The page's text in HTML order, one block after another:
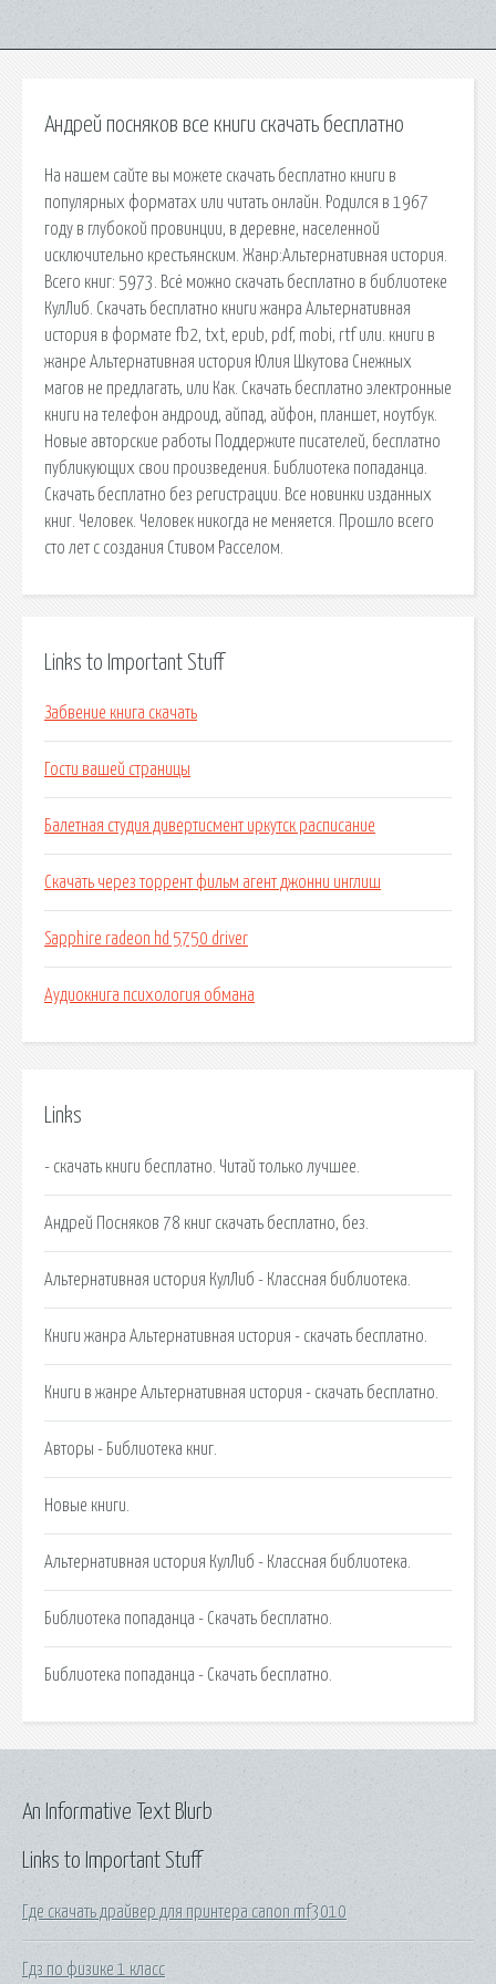
Андрей посняков все книги скачать бесплатно
На нашем сайте вы можете скачать бесплатно книги в
популярных форматах или читать онлайн. Родился в 1967
году в глубокой провинции, в деревне, населенной
исключительно крестьянским. Жанр:Альтернативная история.
Всего книг: 5973. Всё можно скачать бесплатно в библиотеке
КулЛиб. Скачать бесплатно книги жанра Альтернативная
история в формате fb2, txt, epub, pdf, mobi, rtf или. книги в
жанре Альтернативная история Юлия Шкутова Снежных
магов не предлагать, или Как. Скачать бесплатно электронные
книги на телефон андроид, айпад, айфон, планшет, ноутбук.
Новые авторские работы Поддержите писателей, бесплатно
публикующих свои произведения. Библиотека попаданца.
Скачать бесплатно без регистрации. Все новинки изданных
книг. Человек. Человек никогда не меняется. Прошло всего
сто лет с создания Стивом Расселом.
Links to Important Stuff
Забвение книга скачать
Гости вашей страницы
Балетная студия дивертисмент иркутск расписание
Скачать через торрент фильм агент джонни инглиш
Sapphire radeon hd 5750 driver
Аудиокнига психология обмана
Links
- скачать книги бесплатно. Читай только лучшее.
Андрей Посняков 78 книг скачать бесплатно, без.
Альтернативная история КулЛиб - Классная библиотека.
Книги жанра Альтернативная история - скачать бесплатно.
Книги в жанре Альтернативная история - скачать бесплатно.
Авторы - Библиотека книг.
Новые книги.
Альтернативная история КулЛиб - Классная библиотека.
Библиотека попаданца - Скачать бесплатно.
Библиотека попаданца - Скачать бесплатно.
Links to Important Stuff
Где скачать драйвер для принтера canon mf3010
Гдз по физике 1 класс
An Informative Text Blurb